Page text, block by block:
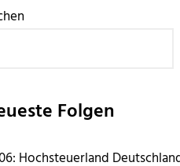
Folgen
Hochsteuerland